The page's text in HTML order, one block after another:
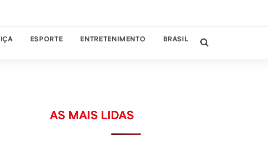
ESPORTE ENTRETENIMENTO BRASIL
AS MAIS LIDAS